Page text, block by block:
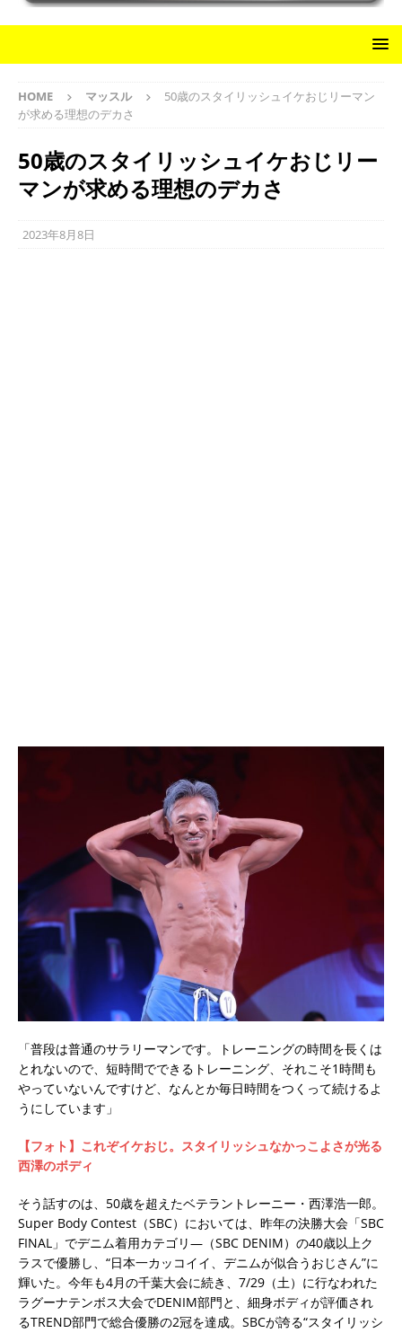
HOME マッスル
50歳のスタイリッシュイケおじリーマン
が求める理想のデカさ
50歳のスタイリッシュイケおじリー
マンが求める理想のデカさ
2023年8月8日
「普段は普通のサラリーマンです。トレーニングの時間を長くは
とれないので、短時間でできるトレーニング、それこそ1時間も
やっていないんですけど、なんとか毎日時間をつくって続けるよ
うにしています」
【フォト】これぞイケおじ。スタイリッシュなかっこよさが光る
西澤のボディ
そう話すのは、50歳を超えたベテラントレーニー・西澤浩一郎。
Super Body Contest（SBC）においては、昨年の決勝大会「SBC
FINAL」でデニム着用カテゴリ―（SBC DENIM）の40歳以上ク
ラスで優勝し、“日本一カッコイイ、デニムが似合うおじさん”に
輝いた。今年も4月の千葉大会に続き、7/29（土）に行なわれた
ラグーナテンボス大会でDENIM部門と、細身ボディが評価され
るTREND部門で総合優勝の2冠を達成。SBCが誇る“スタイリッシ